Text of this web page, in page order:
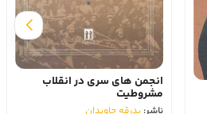
انجمن های سری در انقلاب
مشروطیت